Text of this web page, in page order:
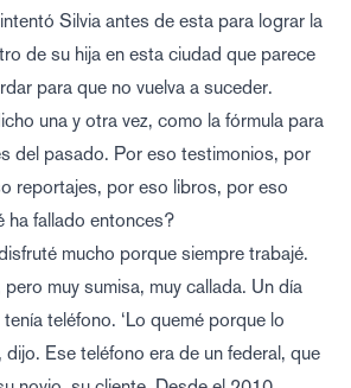
Silvia antes de esta para lograr la
de su hija en esta ciudad que parece
para que no vuelva a suceder.
una y otra vez, como la fórmula para
del pasado. Por eso testimonios, por
reportajes, por eso libros, por eso
ha fallado entonces?
mucho porque siempre trabajé.
muy sumisa, muy callada. Un día
teléfono. ‘Lo quemé porque lo
dijo. Ese teléfono era de un federal, que